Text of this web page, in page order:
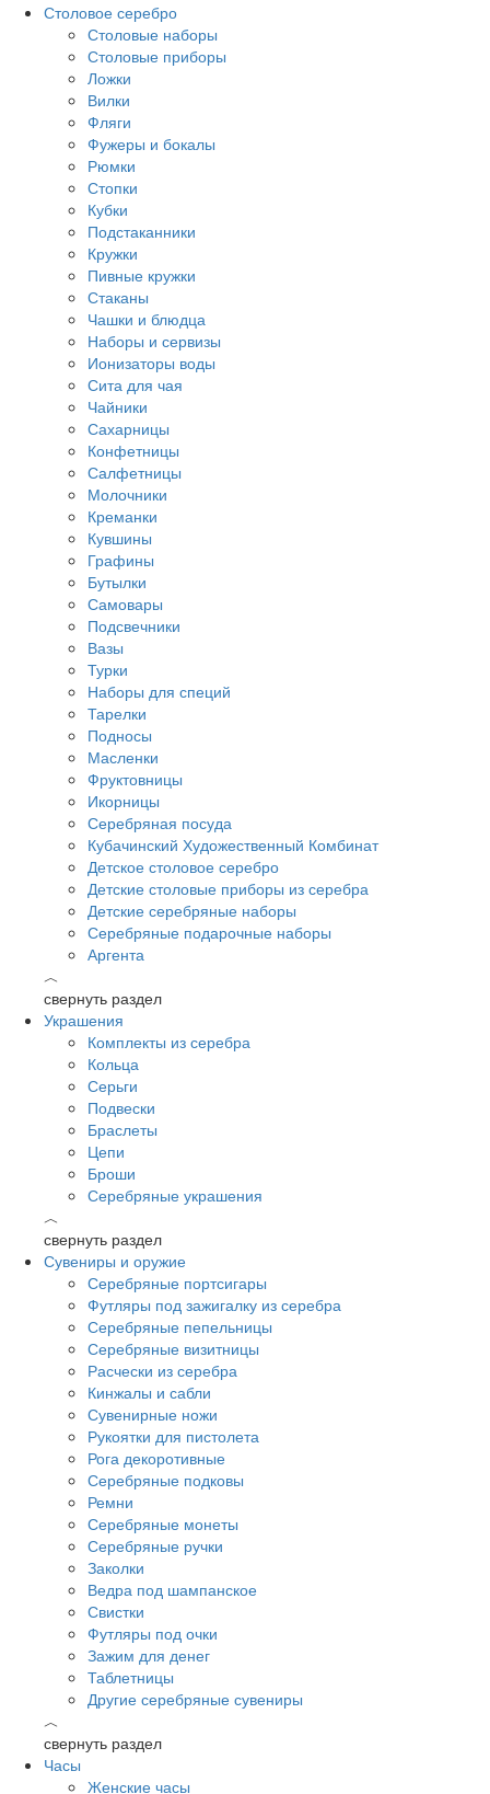
Столовое серебро
Столовые наборы
Столовые приборы
Ложки
Вилки
Фляги
Фужеры и бокалы
Рюмки
Стопки
Кубки
Подстаканники
Кружки
Пивные кружки
Стаканы
Чашки и блюдца
Наборы и сервизы
Ионизаторы воды
Сита для чая
Чайники
Сахарницы
Конфетницы
Салфетницы
Молочники
Креманки
Кувшины
Графины
Бутылки
Самовары
Подсвечники
Вазы
Турки
Наборы для специй
Тарелки
Подносы
Масленки
Фруктовницы
Икорницы
Серебряная посуда
Кубачинский Художественный Комбинат
Детское столовое серебро
Детские столовые приборы из серебра
Детские серебряные наборы
Серебряные подарочные наборы
Аргента
︿
свернуть раздел
Украшения
Комплекты из серебра
Кольца
Серьги
Подвески
Браслеты
Цепи
Броши
Серебряные украшения
︿
свернуть раздел
Сувениры и оружие
Серебряные портсигары
Футляры под зажигалку из серебра
Серебряные пепельницы
Серебряные визитницы
Расчески из серебра
Кинжалы и сабли
Сувенирные ножи
Рукоятки для пистолета
Рога декоротивные
Серебряные подковы
Ремни
Серебряные монеты
Серебряные ручки
Заколки
Ведра под шампанское
Свистки
Футляры под очки
Зажим для денег
Таблетницы
Другие серебряные сувениры
︿
свернуть раздел
Часы
Женские часы